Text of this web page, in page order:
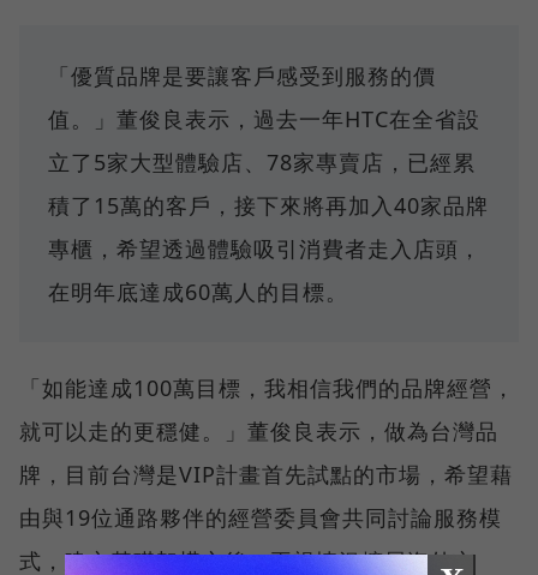
「優質品牌是要讓客戶感受到服務的價
值。」董俊良表示，過去一年HTC在全省設
立了5家大型體驗店、78家專賣店，已經累
積了15萬的客戶，接下來將再加入40家品牌
專櫃，希望透過體驗吸引消費者走入店頭，
在明年底達成60萬人的目標。
「如能達成100萬目標，我相信我們的品牌經營，
就可以走的更穩健。」董俊良表示，做為台灣品
牌，目前台灣是VIP計畫首先試點的市場，希望藉
由與19位通路夥伴的經營委員會共同討論服務模
式，建立基礎架構之後，再視情況擴展海外市